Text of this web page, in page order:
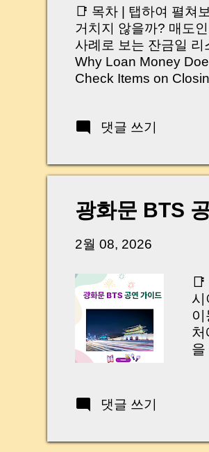
📑 목차 | 탭하여 펼쳐
거치지 않을까? 매도
사례로 보는 잔금일
Why Loan Money
Check Items on
억 원이 한 번에 움직
황이 있었습니다. 또
“매도인이 대출 안 갚
꼭 준비해야 하는지 중
Introduction (Tap to
댓글 쓰기
광화문 BTS
2월 08, 2026
시
처
댓글 쓰기